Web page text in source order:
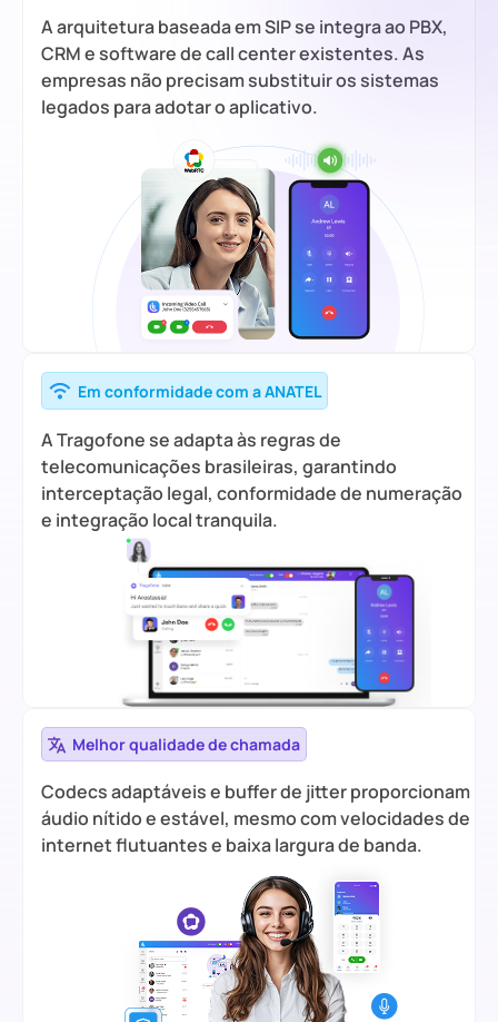
A arquitetura baseada em SIP se integra ao PBX,
CRM e software de call center existentes. As
empresas não precisam substituir os sistemas
legados para adotar o aplicativo.
Em conformidade com a ANATEL
A Tragofone se adapta às regras de
telecomunicações brasileiras, garantindo
interceptação legal, conformidade de numeração
e integração local tranquila.
Melhor qualidade de chamada
Codecs adaptáveis e buffer de jitter proporcionam
áudio nítido e estável, mesmo com velocidades de
internet flutuantes e baixa largura de banda.